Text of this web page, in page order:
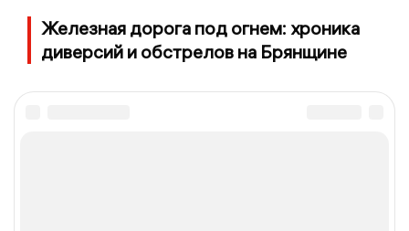
Железная дорога под огнем: хроника
диверсий и обстрелов на Брянщине